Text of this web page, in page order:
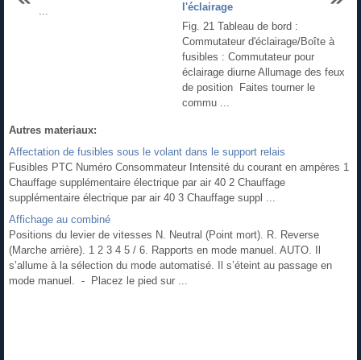
...
l'éclairage
Fig. 21 Tableau de bord :
Commutateur d'éclairage/Boîte à
fusibles : Commutateur pour
éclairage diurne Allumage des feux
de position Faites tourner le
commu ...
Autres materiaux:
Affectation de fusibles sous le volant dans le support relais
Fusibles PTC Numéro Consommateur Intensité du courant en ampères 1
Chauffage supplémentaire électrique par air 40 2 Chauffage
supplémentaire électrique par air 40 3 Chauffage suppl ...
Affichage au combiné
Positions du levier de vitesses N. Neutral (Point mort). R. Reverse
(Marche arrière). 1 2 3 4 5 / 6. Rapports en mode manuel. AUTO. Il
s’allume à la sélection du mode automatisé. Il s’éteint au passage en
mode manuel. - Placez le pied sur ...